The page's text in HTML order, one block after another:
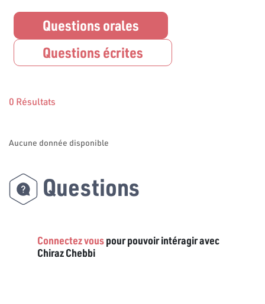
Questions orales
Questions écrites
0 Résultats
Aucune donnée disponible
Questions
Connectez vouspour pouvoir intéragir avec
Chiraz Chebbi